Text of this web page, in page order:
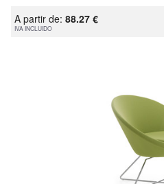
A partir de: 88.27 €
IVA INCLUIDO